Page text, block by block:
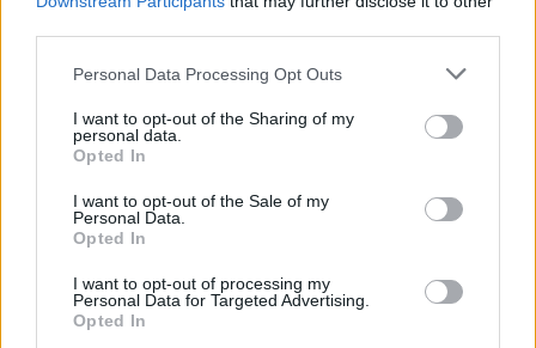
Personal Data Processing Opt Outs
I want to opt-out of the Sharing of my
personal data.
Opted In
I want to opt-out of the Sale of my
Personal Data.
Opted In
I want to opt-out of processing my
Personal Data for Targeted Advertising.
Opted In